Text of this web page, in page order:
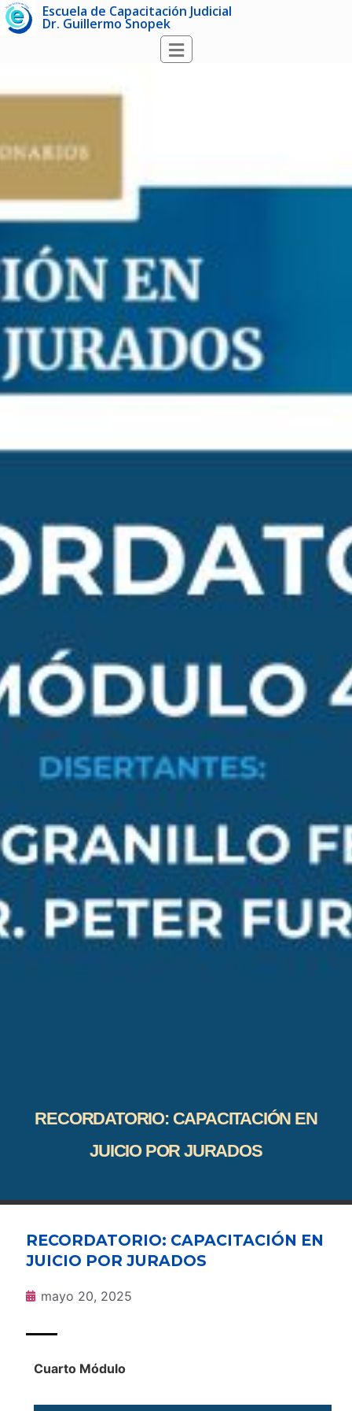
Escuela de Capacitación Judicial
Dr. Guillermo Snopek
RECORDATORIO: CAPACITACIÓN EN
JUICIO POR JURADOS
RECORDATORIO: CAPACITACIÓN EN
JUICIO POR JURADOS
mayo 20, 2025
Cuarto Módulo